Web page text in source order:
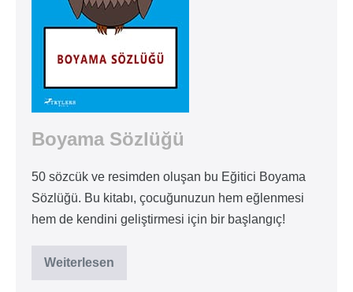
Boyama Sözlüğü
50 sözcük ve resimden oluşan bu Eğitici Boyama
Sözlüğü. Bu kitabı, çocuğunuzun hem eğlenmesi
hem de kendini geliştirmesi için bir başlangıç!
Weiterlesen
Boyama